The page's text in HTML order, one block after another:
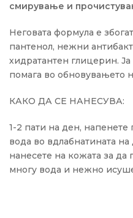
смирување и
Неговата формула е
пантенол, нежни
хидратантен глицерин.
помага во обновувањето
КАКО ДА СЕ НАНЕСУВА:
1-2 пати на ден, напенете
вода во вдлабнатината
нанесете на кожата за да
многу вода и нежно